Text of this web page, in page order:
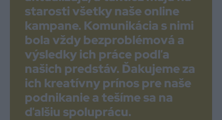
starosti všetky naše online
kampane. Komunikácia s nimi
bola vždy bezproblémová a
výsledky ich práce podľa
našich predstáv. Ďakujeme za
ich kreatívny prínos pre naše
podnikanie a tešíme sa na
ďalšiu spoluprácu.